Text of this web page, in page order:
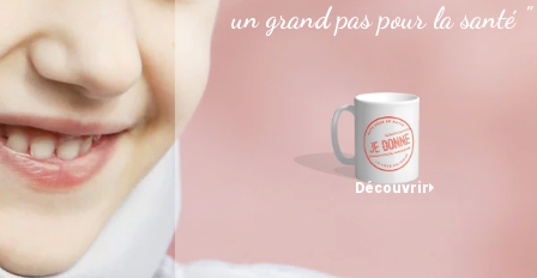
un grand pas pour la santé "
Découvrir